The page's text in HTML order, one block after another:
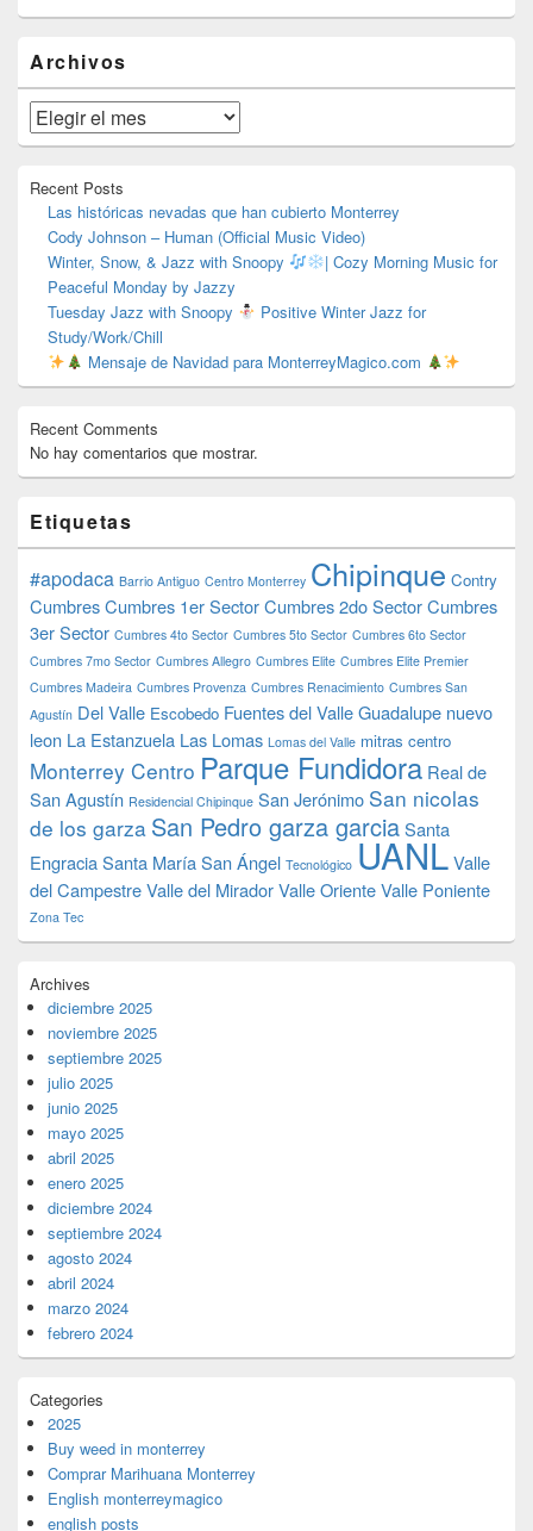
área
de
widget
barra
lateral
Archivos
Archivos
Recent Posts
Las históricas nevadas que han cubierto Monterrey
Cody Johnson – Human (Official Music Video)
Winter, Snow, & Jazz with Snoopy
| Cozy Morning Music for
Peaceful Monday by Jazzy
Tuesday Jazz with Snoopy
Positive Winter Jazz for
Study/Work/Chill
Mensaje de Navidad para MonterreyMagico.com
Recent Comments
No hay comentarios que mostrar.
Etiquetas
#apodaca Barrio Antiguo Centro Monterrey Chipinque Contry
CumbresCumbres 1er SectorCumbres 2do SectorCumbres
3er Sector Cumbres 4to Sector Cumbres 5to Sector Cumbres 6to Sector
Cumbres 7mo Sector Cumbres Allegro Cumbres Elite Cumbres Elite Premier
Cumbres Madeira Cumbres Provenza Cumbres Renacimiento Cumbres San
Agustín Del Valle Escobedo Fuentes del ValleGuadalupe nuevo
leon La Estanzuela Las Lomas Lomas del Valle mitras centro
Monterrey Centro Parque Fundidora Real de
San Agustín Residencial Chipinque San Jerónimo San nicolas
de los garza San Pedro garza garciaSanta
EngraciaSanta MaríaSan Ángel Tecnológico UANLValle
del CampestreValle del MiradorValle OrienteValle Poniente
Zona Tec
Archives
diciembre 2025
noviembre 2025
septiembre 2025
julio 2025
junio 2025
mayo 2025
abril 2025
enero 2025
diciembre 2024
septiembre 2024
agosto 2024
abril 2024
marzo 2024
febrero 2024
Categories
2025
Buy weed in monterrey
Comprar Marihuana Monterrey
English monterreymagico
english posts